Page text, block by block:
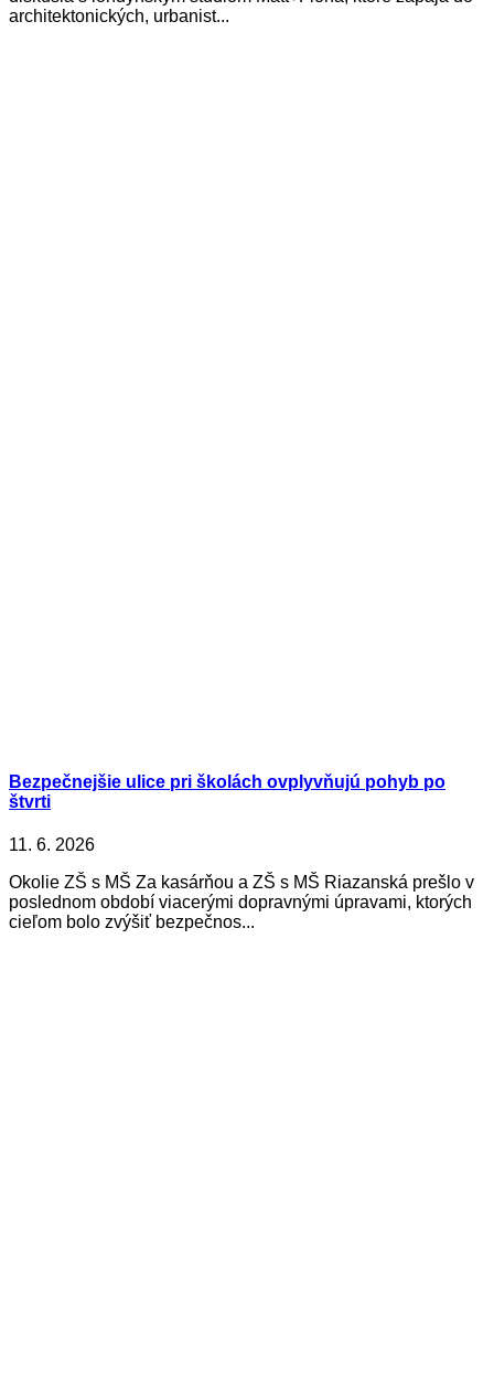
architektonických, urbanist...
Bezpečnejšie ulice pri školách ovplyvňujú pohyb po
štvrti
11. 6. 2026
Okolie ZŠ s MŠ Za kasárňou a ZŠ s MŠ Riazanská prešlo v
poslednom období viacerými dopravnými úpravami, ktorých
cieľom bolo zvýšiť bezpečnos...